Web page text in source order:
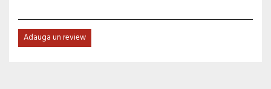
Adauga un review